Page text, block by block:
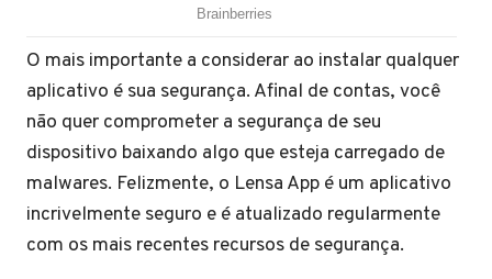
O mais importante a considerar ao instalar qualquer
aplicativo é sua segurança. Afinal de contas, você
não quer comprometer a segurança de seu
dispositivo baixando algo que esteja carregado de
malwares. Felizmente, o Lensa App é um aplicativo
incrivelmente seguro e é atualizado regularmente
com os mais recentes recursos de segurança.